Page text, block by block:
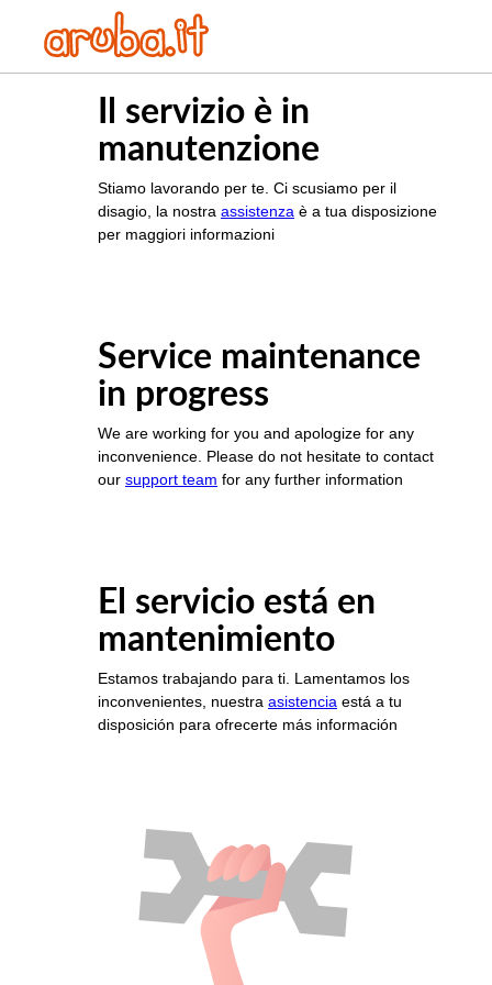
Il servizio è in
manutenzione
Stiamo lavorando per te. Ci scusiamo per il
disagio, la nostra assistenza è a tua disposizione
per maggiori informazioni
Service maintenance
in progress
We are working for you and apologize for any
inconvenience. Please do not hesitate to contact
our support team for any further information
El servicio está en
mantenimiento
Estamos trabajando para ti. Lamentamos los
inconvenientes, nuestra asistencia está a tu
disposición para ofrecerte más información